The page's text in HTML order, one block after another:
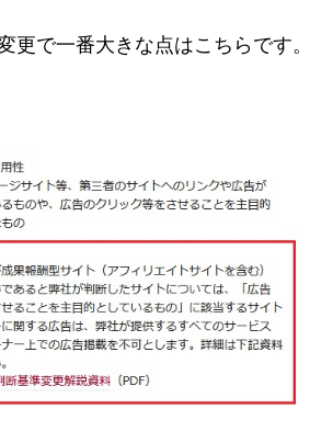
更で一番大きな点はこちらです。